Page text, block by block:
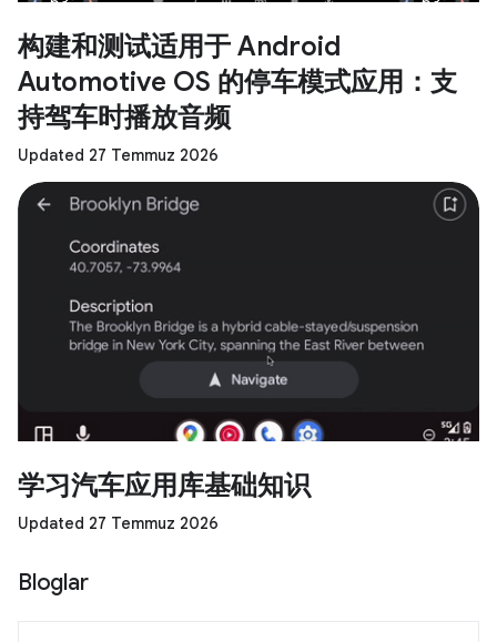
构建和测试适用于 Android
Automotive OS 的停车模式应用：支
持驾车时播放音频
Updated 27 Temmuz 2026
学习汽车应用库基础知识
Updated 27 Temmuz 2026
Bloglar